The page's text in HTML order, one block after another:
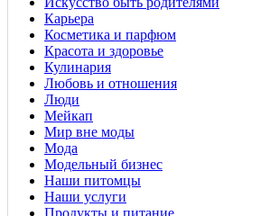
Карьера
Косметика и парфюм
Красота и здоровье
Кулинария
Любовь и отношения
Люди
Мейкап
Мир вне моды
Мода
Модельный бизнес
Наши питомцы
Наши услуги
Продукты и питание